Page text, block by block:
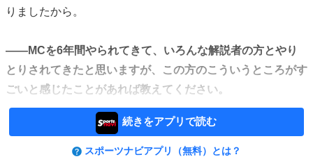
りましたから。
――MCを6年間やられてきて、いろんな解説者の方とやり
とりされてきたと思いますが、この方のこういうところがす
ごいと感じたことがあれば教えてください。
続きをアプリで読む
スポーツナビアプリ（無料）とは？